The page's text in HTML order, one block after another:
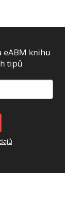
eABM knihu
tipů